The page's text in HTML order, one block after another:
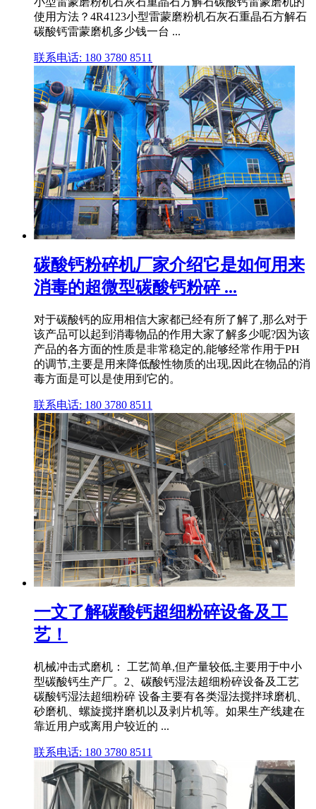
使用方法？4R4123小型雷蒙磨粉机石灰石重晶石方解石
碳酸钙雷蒙磨机多少钱一台 ...
联系电话: 180 3780 8511
碳酸钙粉碎机厂家介绍它是如何用来
消毒的超微型碳酸钙粉碎 ...
对于碳酸钙的应用相信大家都已经有所了解了,那么对于
该产品可以起到消毒物品的作用大家了解多少呢?因为该
产品的各方面的性质是非常稳定的,能够经常作用于PH
的调节,主要是用来降低酸性物质的出现,因此在物品的消
毒方面是可以是使用到它的。
联系电话: 180 3780 8511
一文了解碳酸钙超细粉碎设备及工
艺！
机械冲击式磨机： 工艺简单,但产量较低,主要用于中小
型碳酸钙生产厂。2、碳酸钙湿法超细粉碎设备及工艺
碳酸钙湿法超细粉碎 设备主要有各类湿法搅拌球磨机、
砂磨机、螺旋搅拌磨机以及剥片机等。如果生产线建在
靠近用户或离用户较近的 ...
联系电话: 180 3780 8511